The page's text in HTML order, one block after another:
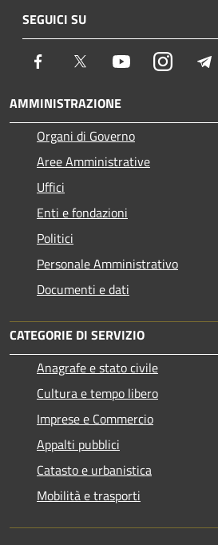
SEGUICI SU
Facebook Twitter YoutubeInstagram
AMMINISTRAZIONE
Organi di Governo
Aree Amministrative
Uffici
Enti e fondazioni
Politici
Personale Amministrativo
Documenti e dati
CATEGORIE DI SERVIZIO
Anagrafe e stato civile
Cultura e tempo libero
Imprese e Commercio
Appalti pubblici
Catasto e urbanistica
Mobilità e trasporti